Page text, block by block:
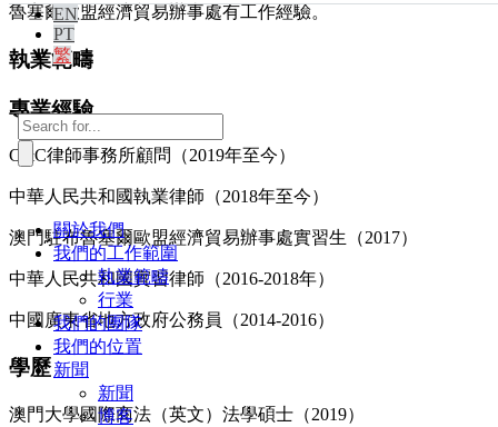
EN
PT
繁
關於我們
我們的工作範圍
執業範疇
行業
我們的團隊
我們的位置
新聞
新聞
博客
魯塞爾歐盟經濟貿易辦事處有工作經驗。
執業範疇
專業經驗
C&C律師事務所顧問（2019年至今）
中華人民共和國執業律師（2018年至今）
澳門駐布魯塞爾歐盟經濟貿易辦事處實習生（2017）
中華人民共和國實習律師（2016-2018年）
中國廣東省地方政府公務員（2014-2016）
學歷
澳門大學國際商法（英文）法學碩士（2019）